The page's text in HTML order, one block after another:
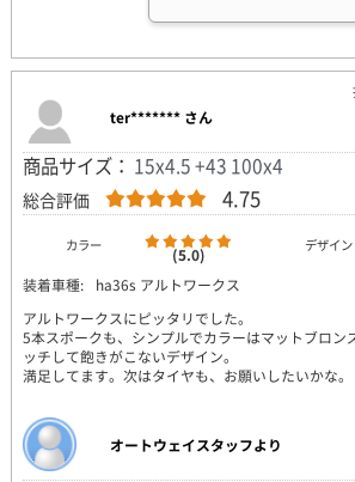
ter******* さん
商品サイズ： 15x4.5 +43 100x4
総合評価 4.75
カラー (5.0) デザイン
装着車種:
ha36s アルトワークス
アルトワークスにピッタリでした。
5本スポークも、シンプルでカラーはマットブロン
ッチして飽きがこないデザイン。
満足してます。次はタイヤも、お願いしたいかな。
オートウェイスタッフより